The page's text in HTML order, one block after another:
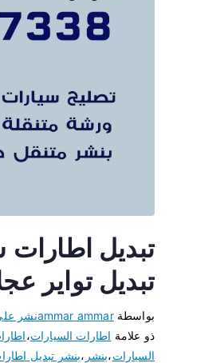
تبديل تواير
بواسطةammar ammarنشر
ذو علامة اطارات السيارات،
السيارات،بنشر ،بنشر تبديل